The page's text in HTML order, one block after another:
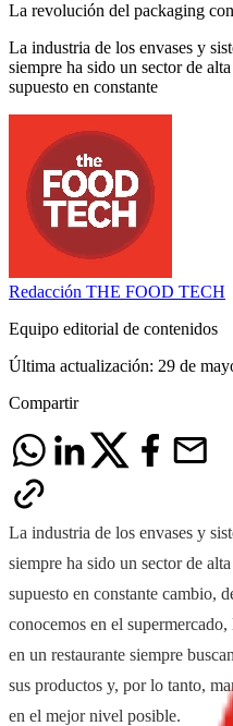
La revolución del packaging
La industria de los envases y
siempre ha sido un sector de
supuesto en constante
Redacción THE FOOD TECH
Equipo editorial de contenidos
Última actualización: 29 de
Compartir
La industria de los envases y
siempre ha sido un sector de
supuesto en constante cambio,
conocemos en el supermercado,
en un restaurante siempre
sus productos y, por lo tanto,
en el mejor nivel posible.